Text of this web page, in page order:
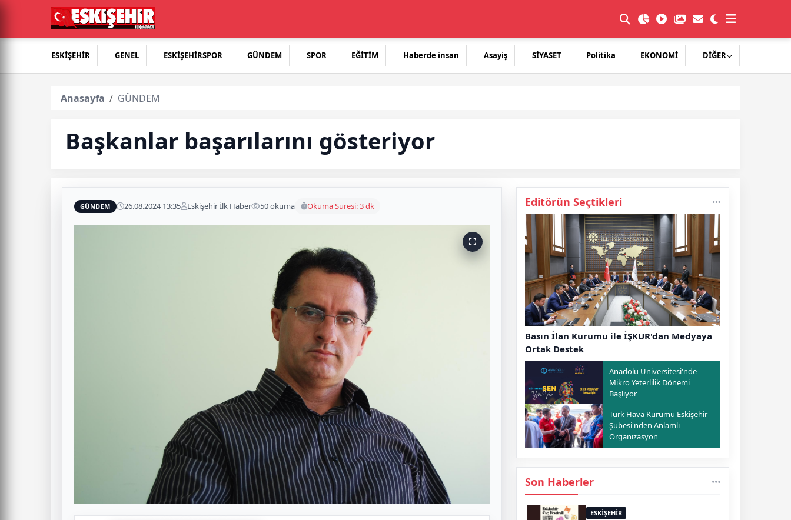
ESKİŞEHİR GENEL ESKİŞEHİRSPOR GÜNDEM SPOR EĞİTİM Haberde insan Asayiş SİYASET Politika EKONOMİ DİĞER
Anasayfa GÜNDEM
Başkanlar başarılarını gösteriyor
GÜNDEM 26.08.2024 13:35 Eskişehir İlk Haber 50 okuma Okuma Süresi: 3 dk Editörün Seçtikleri
Basın İlan Kurumu ile İŞKUR'dan Medyaya
Ortak Destek
Anadolu Üniversitesi'nde
Mikro Yeterlilik Dönemi
Başlıyor
Türk Hava Kurumu Eskişehir
Şubesi'nden Anlamlı
Organizasyon
Son Haberler
ESKİŞEHİR